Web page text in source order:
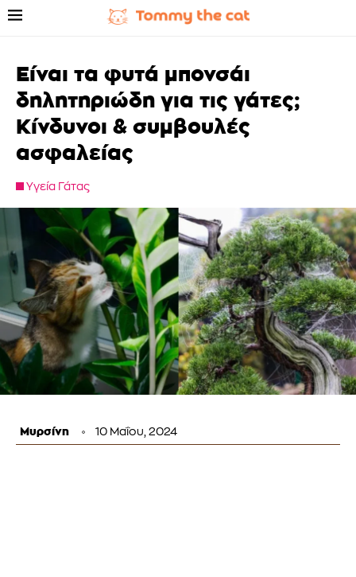
Είναι τα φυτά μπονσάι
δηλητηριώδη για τις γάτες;
Κίνδυνοι & συμβουλές
ασφαλείας
Υγεία Γάτας
Μυρσίνη 10 Μαΐου, 2024